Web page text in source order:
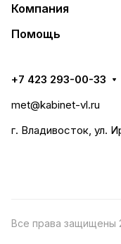
Компания
Помощь
+7 423 293-00-33
met@kabinet-vl.ru
г. Владивосток, ул.
Все права защищены